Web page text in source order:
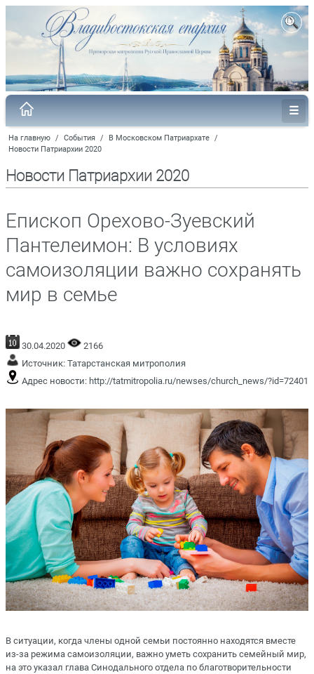
На главную / События / В Московском Патриархате /
Новости Патриархии 2020
Новости Патриархии 2020
Епископ Орехово-Зуевский
Пантелеимон: В условиях
самоизоляции важно сохранять
мир в семье
30.04.2020
2166
Источник: Татарстанская митрополия
Адрес новости: http://tatmitropolia.ru/newses/church_news/?id=72401
В ситуации, когда члены одной семьи постоянно находятся вместе
из-за режима самоизоляции, важно уметь сохранить семейный мир,
на это указал глава Синодального отдела по благотворительности